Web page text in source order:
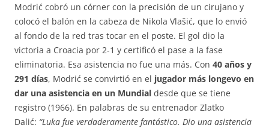
Modrić cobró un córner con la precisión de un cirujano y
colocó el balón en la cabeza de Nikola Vlašić, que lo envió
al fondo de la red tras tocar en el poste. El gol dio la
victoria a Croacia por 2-1 y certificó el pase a la fase
eliminatoria. Esa asistencia no fue una más. Con 40 años y
291 días, Modrić se convirtió en el jugador más longevo en
dar una asistencia en un Mundial desde que se tiene
registro (1966). En palabras de su entrenador Zlatko
Dalić: “Luka fue verdaderamente fantástico. Dio una asistencia